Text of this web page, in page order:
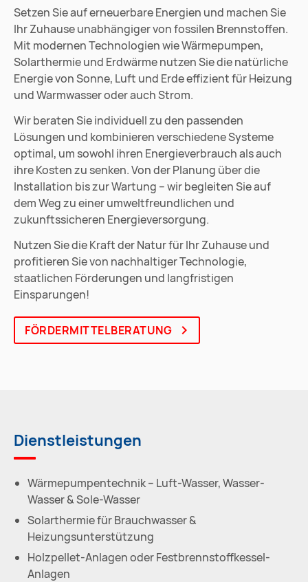
Setzen Sie auf erneuerbare Energien und machen Sie
Ihr Zuhause unabhängiger von fossilen Brennstoffen.
Mit modernen Technologien wie Wärmepumpen,
Solarthermie und Erdwärme nutzen Sie die natürliche
Energie von Sonne, Luft und Erde effizient für Heizung
und Warmwasser oder auch Strom.
Wir beraten Sie individuell zu den passenden
Lösungen und kombinieren verschiedene Systeme
optimal, um sowohl ihren Energieverbrauch als auch
ihre Kosten zu senken. Von der Planung über die
Installation bis zur Wartung – wir begleiten Sie auf
dem Weg zu einer umweltfreundlichen und
zukunftssicheren Energieversorgung.
Nutzen Sie die Kraft der Natur für Ihr Zuhause und
profitieren Sie von nachhaltiger Technologie,
staatlichen Förderungen und langfristigen
Einsparungen!
FÖRDERMITTELBERATUNG
Dienstleistungen
Wärmepumpentechnik – Luft-Wasser, Wasser-
Wasser & Sole-Wasser
Solarthermie für Brauchwasser &
Heizungsunterstützung
Holzpellet-Anlagen oder Festbrennstoffkessel-
Anlagen